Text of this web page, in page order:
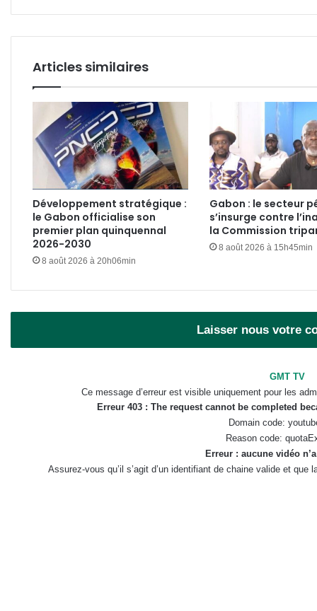
textes
Articles similaires
Développement stratégique :
le Gabon officialise son
premier plan quinquennal
2026-2030
8 août 2026 à 20h06min
Gabon : le secteur
s’insurge contre
la Commission
8 août 2026 à 15h45min
Laisser nous votre
GMT TV
Ce message d’erreur est visible uniquement pour les
Erreur 403 : The request cannot be completed
Domain code:
Reason code:
Erreur : aucune vidéo
Assurez-vous qu’il s’agit d’un identifiant de chaine valide et